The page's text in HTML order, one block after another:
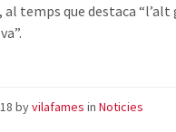
al temps que destaca
byvilafames inNoticies